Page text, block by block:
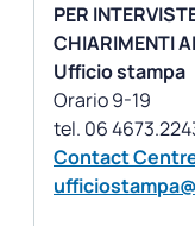
PER
CHIARIMENTI
Ufficio stampa
Orario 9-19
Contact